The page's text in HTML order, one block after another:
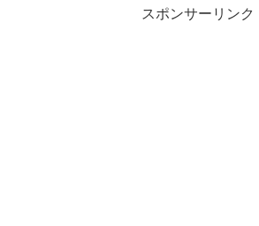
スポンサーリンク